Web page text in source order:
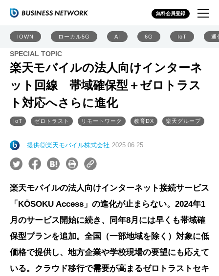
無料会員登録
IOWN ローカル5G AI 6G IoT 通
SPECIAL TOPIC
楽天モバイルの法人向けインターネ
ット回線 帯域確保型＋ゼロトラス
ト対応へさらに進化
IoT ゼロトラスト リモートワーク 教育DX 楽天グループ
提供◎楽天モバイル株式会社 2025.06.25
楽天モバイルの法人向けインターネット接続サービス
「KŌSOKU Access」の進化が止まらない。2024年1
月のサービス開始に続き、同年8月には早くも帯域確
保型プランを追加。全国（一部地域を除く）対象に低
価格で提供し、地方企業や学校現場の要望にも応えて
いる。クラウド移行で需要が高まるゼロトラストセキ